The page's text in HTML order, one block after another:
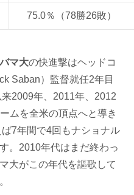
75.0％（78勝26敗）
マ大の快進撃はヘッドコ
Saban）監督就任2年目
2009年、2011年、2012
ムを全米の頂点へと導き
7年間で4回もナショナル
。2010年代はまだ終わっ
大がこの年代を謳歌して